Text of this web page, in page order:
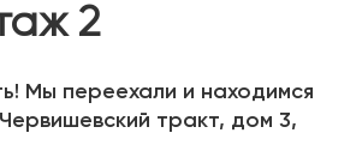
2
Мы переехали и находимся
тракт, дом 3,